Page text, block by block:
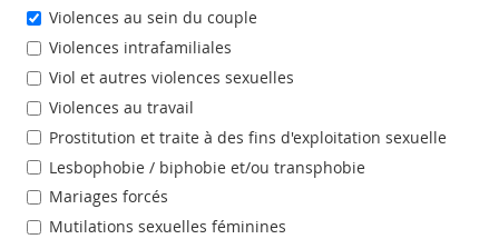
Violences au sein du couple
Violences intrafamiliales
Viol et autres violences sexuelles
Violences au travail
Prostitution et traite à des fins d'exploitation sexuelle
Lesbophobie / biphobie et/ou transphobie
Mariages forcés
Mutilations sexuelles féminines